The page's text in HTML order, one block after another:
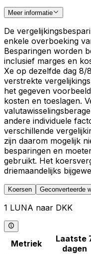
Meer informatie
De
enkele overboeking
Besparingen worden
inclusief marges en
Xe op dezelfde dag 8/
verstrekte
het gegeven
kosten en toeslagen.
andere individuele
verschillende
zijn daarom mogelijk
besparingen en
gebruikt. Het
driemaandelijks
Koersen Geconverteerde
1 LUNA naar DKK
Metriek
Laatste
dagen